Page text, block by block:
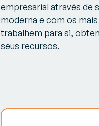
empresarial através de
moderna e com os
trabalhem para si,
seus recursos.